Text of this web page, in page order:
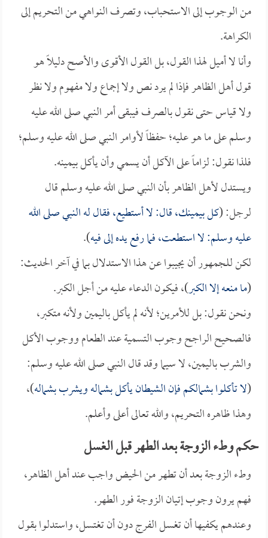
من الوجوب إلى الاستحباب، وتصرف النواهي من التحريم إلى
الكراهة.
وأنا لا أميل لهذا القول، بل القول الأقوى والأصح دليلاً هو
قول أهل الظاهر فإذا لم يرد نص ولا إجماع ولا مفهوم ولا نظر
ولا قياس حتى نقول بالصرف فيبقى أمر النبي صلى الله عليه
وسلم على ما هو عليه؛ حفظاً لأوامر النبي صلى الله عليه وسلم؛
فلذا نقول: لزاماً على الآكل أن يسمي وأن يأكل بيمينه.
ويستدل لأهل الظاهر بأن النبي صلى الله عليه وسلم قال
لرجل: (كل بيمينك، قال: لا أستطيع، فقال له النبي صلى الله
عليه وسلم: لا استطعت، فما رفع يده إلى فيه).
لكن للجمهور أن يجيبوا عن هذا الاستدلال بما في آخر الحديث:
(ما منعه إلا الكبر)، فيكون الدعاء عليه من أجل الكبر.
ونحن نقول: بل للأمرين؛ لأنه لم يأكل باليمين ولأنه متكبر،
فالصحيح الراجح وجوب التسمية عند الطعام ووجوب الأكل
والشرب باليمين، لا سيما وقد قال النبي صلى الله عليه وسلم:
(لا تأكلوا بشمالكم فإن الشيطان يأكل بشماله ويشرب بشماله)،
وهذا ظاهره التحريم، والله تعالى أعلى وأعلم.
حكم وطء الزوجة بعد الطهر قبل الغسل
وطء الزوجة بعد أن تطهر من الحيض واجب عند أهل الظاهر،
فهم يرون وجوب إتيان الزوجة فور الطهر.
وعندهم يكفيها أن تغسل الفرج دون أن تغتسل، واستدلوا بقول